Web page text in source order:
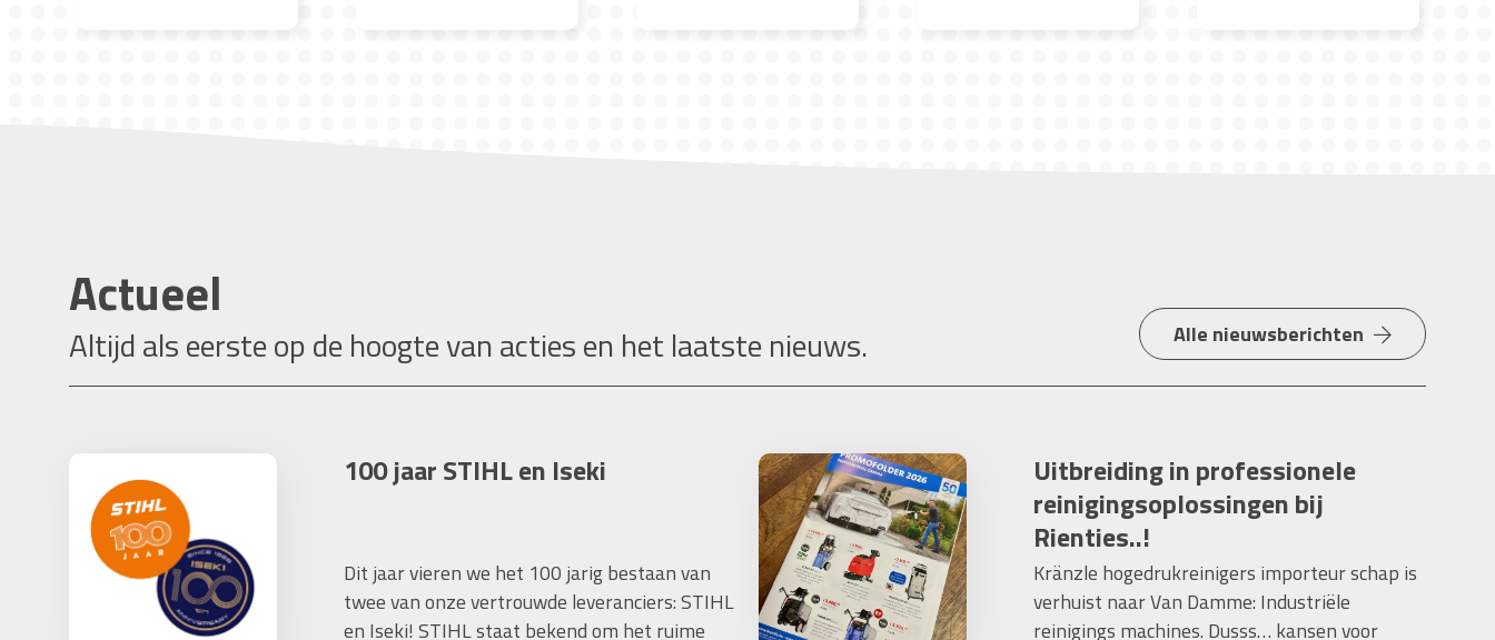
Actueel
Altijd als eerste op de hoogte van acties en het laatste nieuws. Alle nieuwsberichten
100 jaar STIHL en Iseki
Dit jaar vieren we het 100 jarig bestaan van
twee van onze vertrouwde leveranciers: STIHL
en Iseki! STIHL staat bekend om het ruime
Uitbreiding in professionele
reinigingsoplossingen bij
Rienties..!
Kränzle hogedrukreinigers importeur schap is
verhuist naar Van Damme: Industriële
reinigings machines. Dusss… kansen voor